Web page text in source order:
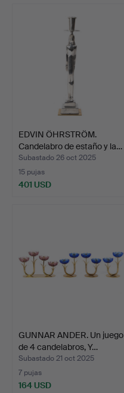
EDVIN ÖHRSTRÖM.
Candelabro de estaño y la…
Subastado 26 oct 2025
15 pujas
401 USD
GUNNAR ANDER. Un juego
de 4 candelabros, Y…
Subastado 21 oct 2025
7 pujas
164 USD